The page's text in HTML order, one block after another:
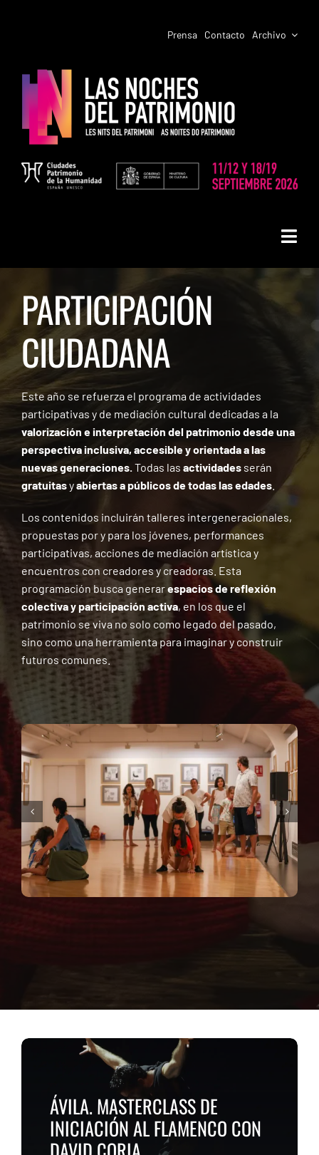
Prensa Contacto Archivo
LAS NOCHES DEL PATRIMONIO
PROGRAMACIÓN CIUDADES
ESCENA PATRIMONIO
PARTICIPACIÓN CIUDADANA
PARTICIPACIÓN
CIUDADANA
Este año se refuerza el programa de actividades
participativas y de mediación cultural dedicadas a la
valorización e interpretación del patrimonio desde una
perspectiva inclusiva, accesible y orientada a las
nuevas generaciones.Todas las actividades serán
gratuitasyabiertas a públicos de todas las edades
Los contenidos incluirán talleres intergeneracionales,
propuestas por y para los jóvenes, performances
participativas, acciones de mediación artística y
encuentros con creadores y creadoras. Esta
programación busca generarespacios de reflexión
colectiva y participación activa, en los que el
patrimonio se viva no solo como legado del pasado,
sino como una herramienta para imaginar y construir
futuros comunes.
ÁVILA. MASTERCLASS DE
INICIACIÓN AL FLAMENCO CON